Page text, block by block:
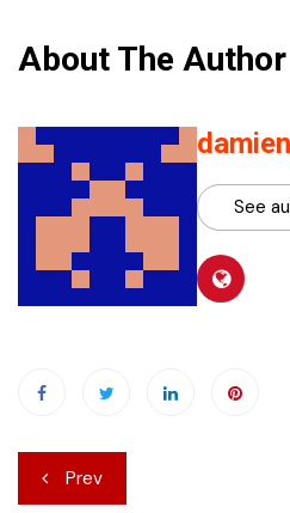
About The Author
See
Navigation
Prev